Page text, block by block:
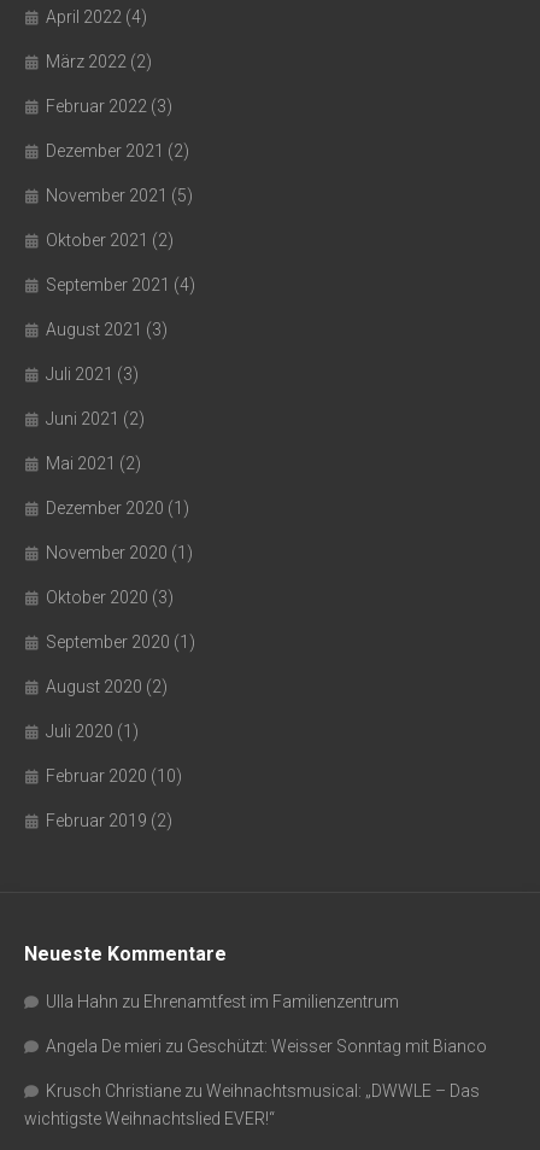
April 2022 (4)
März 2022 (2)
Februar 2022 (3)
Dezember 2021 (2)
November 2021 (5)
Oktober 2021 (2)
September 2021 (4)
August 2021 (3)
Juli 2021 (3)
Juni 2021 (2)
Mai 2021 (2)
Dezember 2020 (1)
November 2020 (1)
Oktober 2020 (3)
September 2020 (1)
August 2020 (2)
Juli 2020 (1)
Februar 2020 (10)
Februar 2019 (2)
Neueste Kommentare
Ulla Hahn zu Ehrenamtfest im Familienzentrum
Angela De mieri zu Geschützt: Weisser Sonntag mit Bianco
Krusch Christiane zu Weihnachtsmusical: „DWWLE – Das
wichtigste Weihnachtslied EVER!“